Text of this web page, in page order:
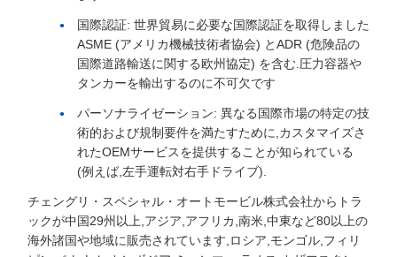
国際認証: 世界貿易に必要な国際認証を取得しました
ASME (アメリカ機械技術者協会) とADR (危険品の
国際道路輸送に関する欧州協定) を含む.圧力容器や
タンカーを輸出するのに不可欠です
パーソナライゼーション: 異なる国際市場の特定の技
術的および規制要件を満たすために,カスタマイズさ
れたOEMサービスを提供することが知られている
(例えば,左手運転対右手ドライブ).
チェングリ・スペシャル・オートモービル株式会社からトラ
ックが中国29州以上,アジア,アフリカ,南米,中東など80以上の
海外諸国や地域に販売されています,ロシア,モンゴル,フィリ